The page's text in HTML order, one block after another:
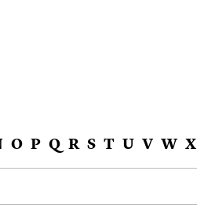
O P Q R S T U V W X